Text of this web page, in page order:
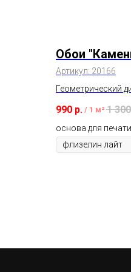
Обои
Артикул: 20166
Геометрический
обрамлённых
990 р. / 1 м² 1 300
основа для печати